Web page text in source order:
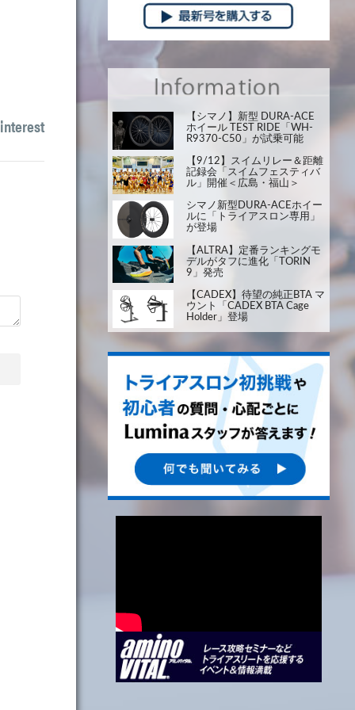
【シマノ】新型 DURA-ACE
ホイール TEST RIDE「WH-
R9370-C50」が試乗可能
【9/12】スイムリレー＆距離
記録会「スイムフェスティバ
ル」開催＜広島・福山＞
シマノ新型DURA-ACEホイー
ルに「トライアスロン専用」
が登場
【ALTRA】定番ランキングモ
デルがタフに進化「TORIN
9」発売
【CADEX】待望の純正BTA マ
ウント「CADEX BTA Cage
Holder」登場